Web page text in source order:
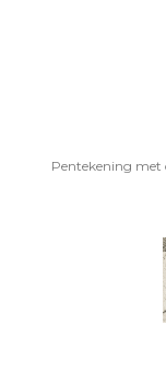
Pentekening met